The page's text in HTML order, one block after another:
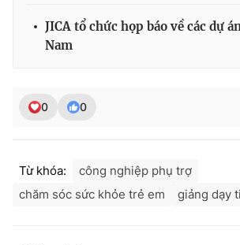
JICA tổ chức họp báo về các dự
Nam
0 0
Từ khóa:
công nghiệp phụ trợ
chăm sóc sức khỏe trẻ em
giảng dạy